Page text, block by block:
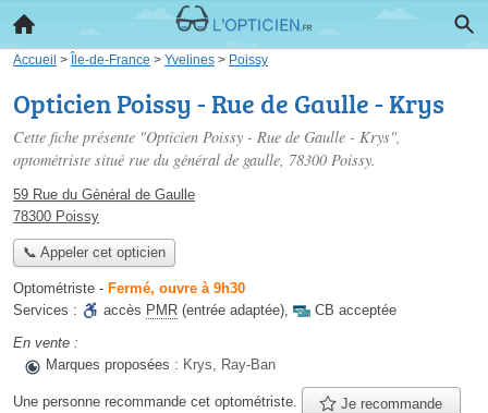
Accueil > Île-de-France > Yvelines > Poissy
Opticien Poissy - Rue de Gaulle - Krys
Cette fiche présente "Opticien Poissy - Rue de Gaulle - Krys",
optométriste situé rue du général de gaulle, 78300 Poissy.
59 Rue du Général de Gaulle
78300 Poissy
📞 Appeler cet opticien
Optométriste - Fermé, ouvre à 9h30
Services :
accès PMR (entrée adaptée),
CB acceptée
En vente :
Marques proposées : Krys, Ray-Ban
Une personne recommande cet optométriste. Je recommande